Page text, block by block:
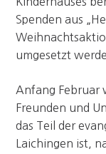
Spenden aus
umgesetzt
Anfang Februar
Freunden und
das Teil der
Laichingen ist,